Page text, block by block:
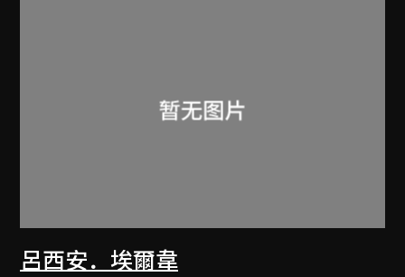
呂西安．埃爾韋